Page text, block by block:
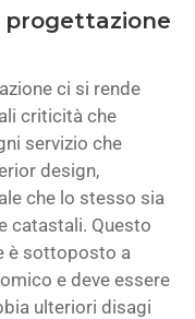
progettazione
ci si rende
criticità che
servizio che
design,
che lo stesso sia
catastali. Questo
è sottoposto a
e deve essere
ulteriori disagi